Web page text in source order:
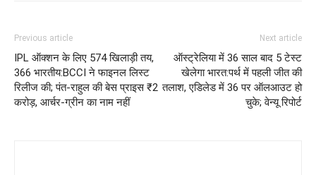
Previous article
IPL ऑक्शन के लिए 574 खिलाड़ी तय,
366 भारतीय:BCCI ने फाइनल लिस्ट
रिलीज की; पंत-राहुल की बेस प्राइस ₹2
करोड़, आर्चर-ग्रीन का नाम नहीं
Next article
ऑस्ट्रेलिया में 36 साल बाद 5 टेस्ट
खेलेगा भारत:पर्थ में पहली जीत की
तलाश, एडिलेड में 36 पर ऑलआउट हो
चुके; वेन्यू रिपोर्ट